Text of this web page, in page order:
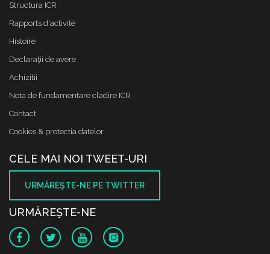
Structura ICR
Rapports d'activité
Histoire
Declaraţii de avere
Achizitii
Nota de fundamentare cladire ICR
Contact
Cookies & protectia datelor
CELE MAI NOI TWEET-URI
URMĂREŞTE-NE PE TWITTER
URMĂREŞTE-NE